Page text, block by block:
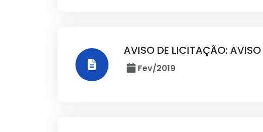
AVISO DE LICITAÇÃO:
Fev/2019